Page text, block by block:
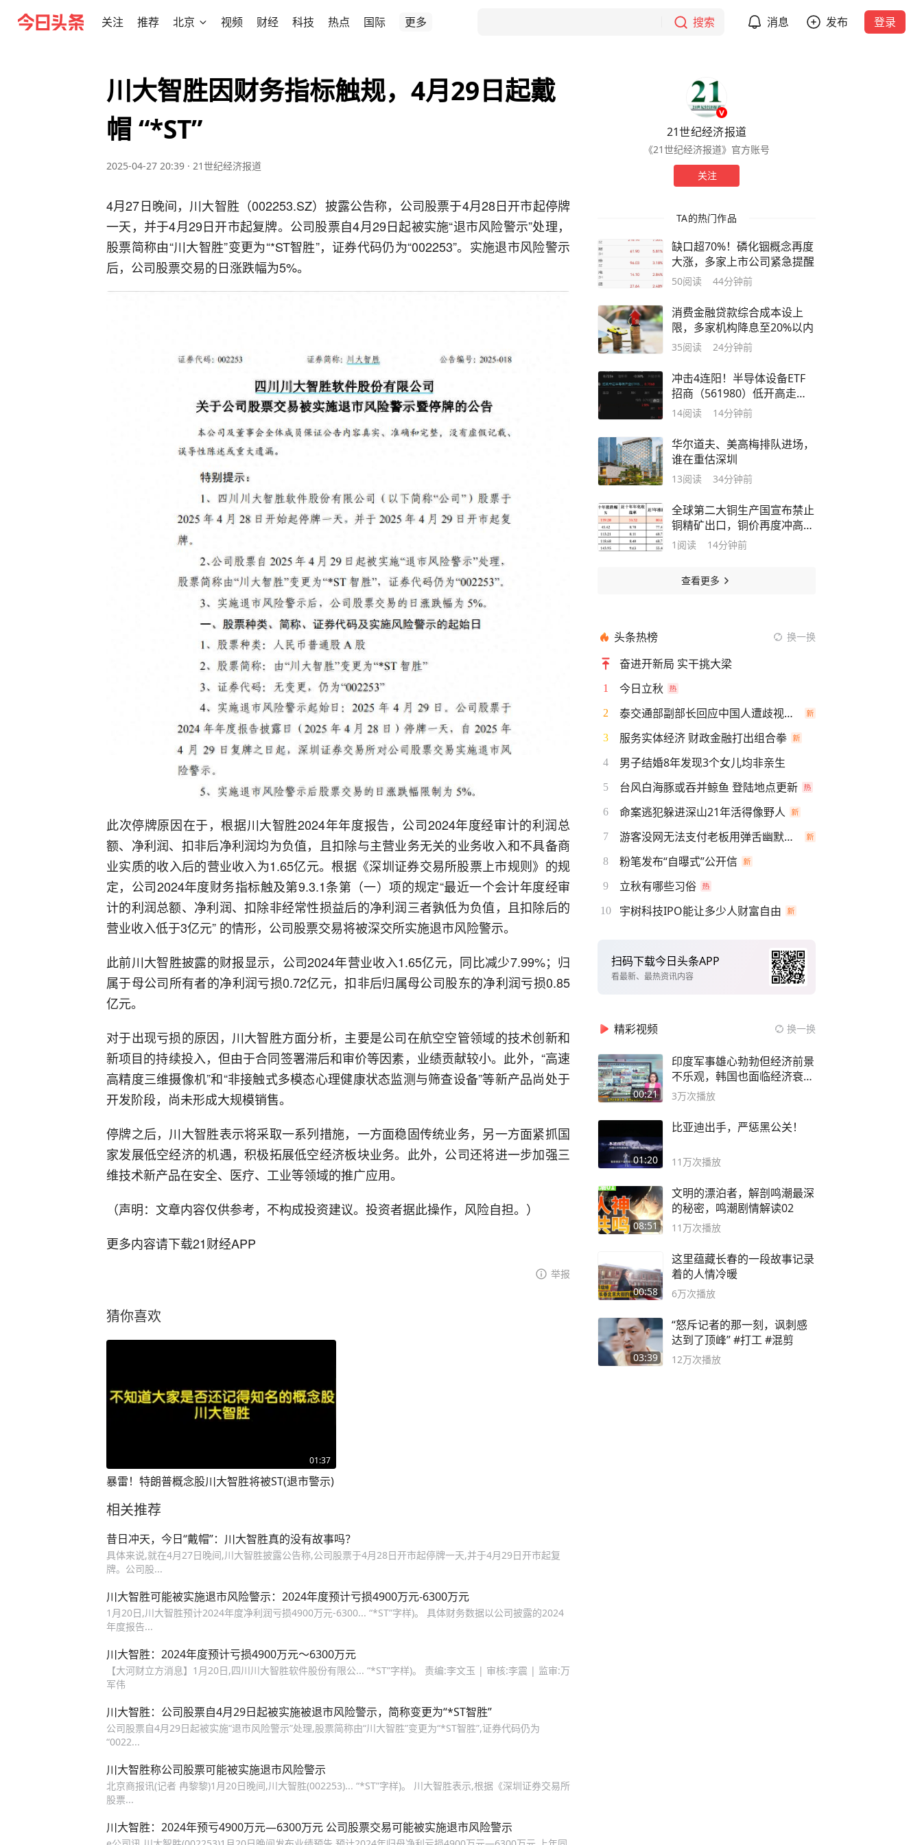
关注 推荐 北京 视频 财经 科技 热点 国际 更多 搜索 消息 发布 登录
川大智胜因财务指标触规，4月29日起戴
帽 “*ST”
2025-04-27 20:39 · 21世纪经济报道
4月27日晚间，川大智胜（002253.SZ）披露公告称，公司股票于4月28日开市起停牌
一天，并于4月29日开市起复牌。公司股票自4月29日起被实施“退市风险警示”处理，
股票简称由“川大智胜”变更为“*ST智胜”，证券代码仍为“002253”。实施退市风险警示
后，公司股票交易的日涨跌幅为5%。
此次停牌原因在于，根据川大智胜2024年年度报告，公司2024年度经审计的利润总
额、净利润、扣非后净利润均为负值，且扣除与主营业务无关的业务收入和不具备商
业实质的收入后的营业收入为1.65亿元。根据《深圳证券交易所股票上市规则》的规
定，公司2024年度财务指标触及第9.3.1条第（一）项的规定“最近一个会计年度经审
计的利润总额、净利润、扣除非经常性损益后的净利润三者孰低为负值，且扣除后的
营业收入低于3亿元” 的情形，公司股票交易将被深交所实施退市风险警示。
此前川大智胜披露的财报显示，公司2024年营业收入1.65亿元，同比减少7.99%；归
属于母公司所有者的净利润亏损0.72亿元，扣非后归属母公司股东的净利润亏损0.85
亿元。
对于出现亏损的原因，川大智胜方面分析，主要是公司在航空空管领域的技术创新和
新项目的持续投入，但由于合同签署滞后和审价等因素，业绩贡献较小。此外，“高速
高精度三维摄像机”和“非接触式多模态心理健康状态监测与筛查设备”等新产品尚处于
开发阶段，尚未形成大规模销售。
停牌之后，川大智胜表示将采取一系列措施，一方面稳固传统业务，另一方面紧抓国
家发展低空经济的机遇，积极拓展低空经济板块业务。此外，公司还将进一步加强三
维技术新产品在安全、医疗、工业等领域的推广应用。
（声明：文章内容仅供参考，不构成投资建议。投资者据此操作，风险自担。）
更多内容请下载21财经APP
举报
猜你喜欢
01:37
暴雷！特朗普概念股川大智胜将被ST(退市警示)
相关推荐
昔日冲天，今日“戴帽”：川大智胜真的没有故事吗？
具体来说,就在4月27日晚间,川大智胜披露公告称,公司股票于4月28日开市起停牌一天,并于4月29日开市起复
牌。公司股...
川大智胜可能被实施退市风险警示：2024年度预计亏损4900万元-6300万元
1月20日,川大智胜预计2024年度净利润亏损4900万元-6300... “*ST”字样)。 具体财务数据以公司披露的2024
年度报告...
川大智胜：2024年度预计亏损4900万元～6300万元
【大河财立方消息】1月20日,四川川大智胜软件股份有限公... “*ST”字样)。 责编:李文玉 | 审核:李震 | 监审:万
军伟
川大智胜：公司股票自4月29日起被实施被退市风险警示，简称变更为“*ST智胜”
公司股票自4月29日起被实施“退市风险警示”处理,股票简称由“川大智胜”变更为“*ST智胜”,证券代码仍为
“0022...
川大智胜称公司股票可能被实施退市风险警示
北京商报讯(记者 冉黎黎)1月20日晚间,川大智胜(002253)... “*ST”字样)。 川大智胜表示,根据《深圳证券交易所
股票...
川大智胜：2024年预亏4900万元—6300万元 公司股票交易可能被实施退市风险警示
21世纪经济报道
《21世纪经济报道》官方账号
关注
TA的热门作品
缺口超70%！磷化铟概念再度
大涨，多家上市公司紧急提醒
50阅读 44分钟前
消费金融贷款综合成本设上
限，多家机构降息至20%以内
35阅读 24分钟前
冲击4连阳！半导体设备ETF
招商（561980）低开高走涨
2%，机构：板块调整接近尾
14阅读 14分钟前
华尔道夫、美高梅排队进场，
谁在重估深圳
13阅读 34分钟前
全球第二大铜生产国宣布禁止
铜精矿出口，铜价再度冲高！
有色板块修复到哪儿了？
1 阅读 14分钟前
查看更多
头条热榜 换一换
奋进开新局 实干挑大梁
1 今日立秋
2 泰交通部副部长回应中国人遭歧视手势
3 服务实体经济 财政金融打出组合拳
4 男子结婚8年发现3个女儿均非亲生
5 台风白海豚或吞并鲸鱼 登陆地点更新
6 命案逃犯躲进深山21年活得像野人
7 游客没网无法支付老板用弹舌幽默化解
8 粉笔发布“自曝式”公开信
9 立秋有哪些习俗
10 宇树科技IPO能让多少人财富自由
扫码下载今日头条APP
看最新、最热资讯内容
精彩视频 换一换
00:21
印度军事雄心勃勃但经济前景
不乐观，韩国也面临经济衰退
风险
3万次播放
01:20
比亚迪出手，严惩黑公关！
11万次播放
08:51
文明的漂泊者，解剖鸣潮最深
的秘密，鸣潮剧情解读02
11万次播放
00:58
这里蕴藏长春的一段故事记录
着的人情冷暖
6万次播放
03:39
“怒斥记者的那一刻，讽刺感
达到了顶峰” #打工 #混剪
12万次播放